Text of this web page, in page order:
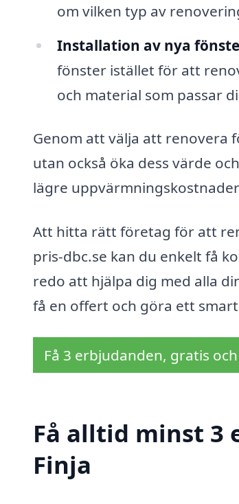
om vilken typ av
Installation av nya
fönster istället för att
och material som passar
Genom att välja att renovera
utan också öka dess värde
lägre
Att hitta rätt företag för att
pris-dbc.se kan du enkelt få
redo att hjälpa dig med alla
få en offert och göra ett
Få 3 erbjudanden, gratis
Få alltid minst 3
Finja